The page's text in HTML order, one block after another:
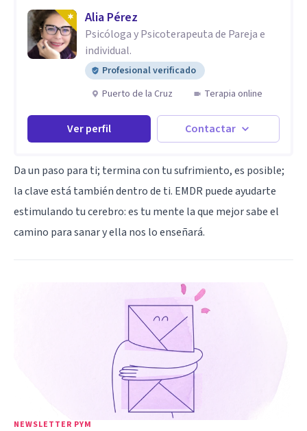
Alia Pérez
Psicóloga y Psicoterapeuta de Pareja e
individual.
Profesional verificado
Puerto de la Cruz
Terapia online
Ver perfil Contactar
Da un paso para ti; termina con tu sufrimiento, es posible;
la clave está también dentro de ti. EMDR puede ayudarte
estimulando tu cerebro: es tu mente la que mejor sabe el
camino para sanar y ella nos lo enseñará.
NEWSLETTER PYM